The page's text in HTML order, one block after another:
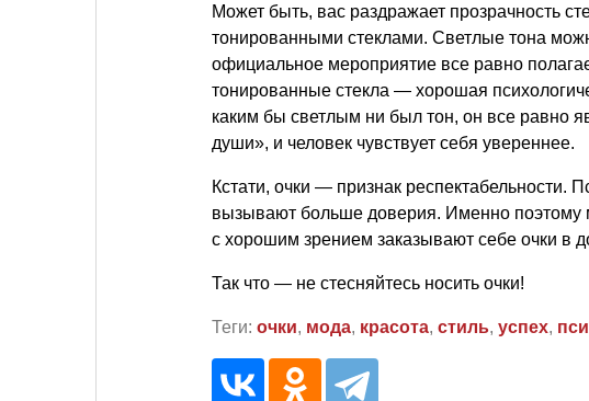
Может быть, вас раздражает прозрачность
тонированными стеклами. Светлые тона
официальное мероприятие все равно
тонированные стекла — хорошая
каким бы светлым ни был тон, он все равно
души», и человек чувствует себя увереннее.
Кстати, очки — признак респектабельности.
вызывают больше доверия. Именно поэтому
с хорошим зрением заказывают себе очки в
Так что — не стесняйтесь носить очки!
Теги: очки, мода, красота, стиль, успех,